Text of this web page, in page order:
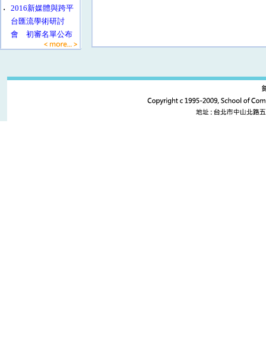
‧
2016新媒體與跨平
台匯流學術研討
會 初審名單公布